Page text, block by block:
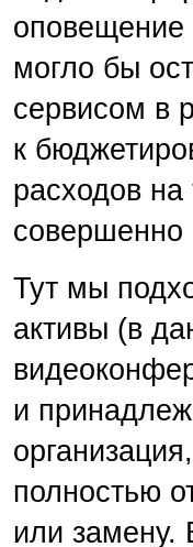
оповещение
могло бы
сервисом в
к
расходов на
совершенно
Тут мы
активы (в
и
полностью
или замену.